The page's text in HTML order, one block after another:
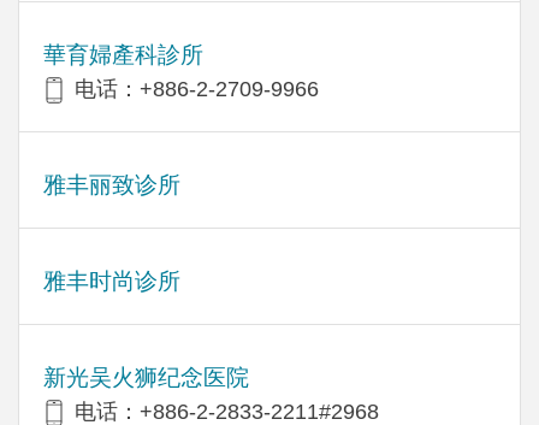
華育婦產科診所
电话：+886-2-2709-9966
雅丰丽致诊所
雅丰时尚诊所
新光吴火狮纪念医院
电话：+886-2-2833-2211#2968